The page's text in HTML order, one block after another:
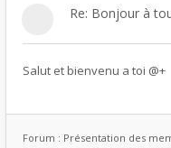
Re: Bonjour à
Salut et bienvenu a toi @+
Forum : Présentation des